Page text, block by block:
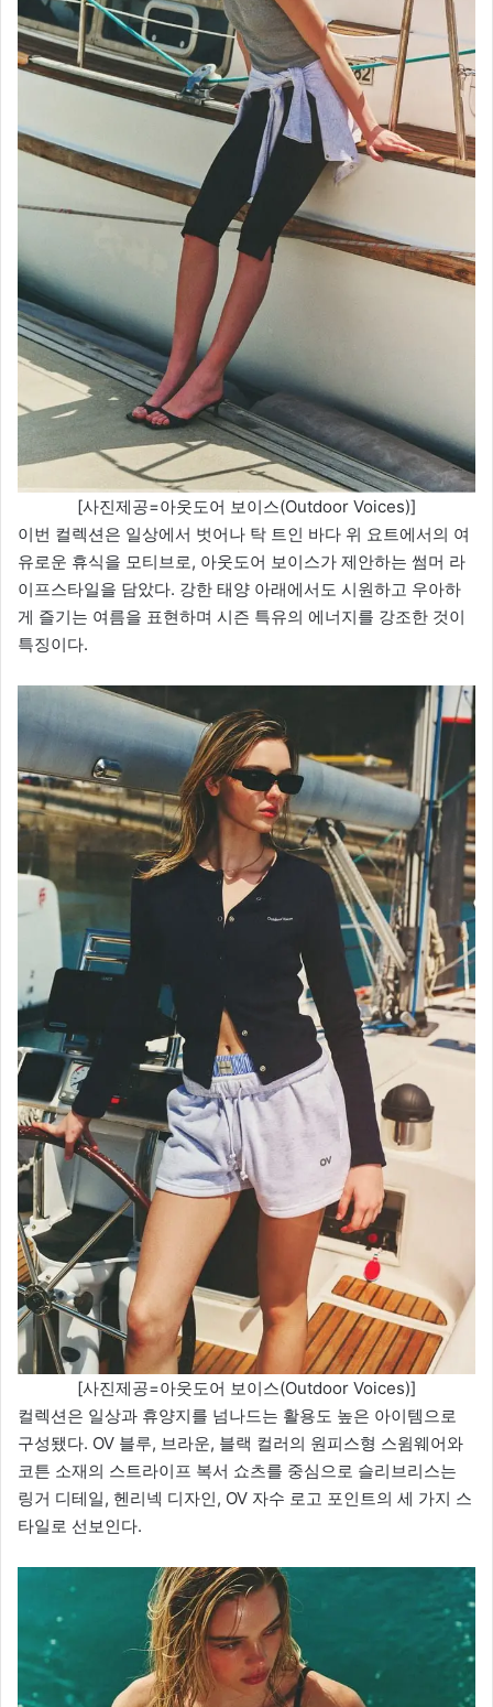
[사진제공=아웃도어 보이스(Outdoor Voices)]
이번 컬렉션은 일상에서 벗어나 탁 트인 바다 위 요트에서의 여
유로운 휴식을 모티브로, 아웃도어 보이스가 제안하는 썸머 라
이프스타일을 담았다. 강한 태양 아래에서도 시원하고 우아하
게 즐기는 여름을 표현하며 시즌 특유의 에너지를 강조한 것이
특징이다.
[사진제공=아웃도어 보이스(Outdoor Voices)]
컬렉션은 일상과 휴양지를 넘나드는 활용도 높은 아이템으로
구성됐다. OV 블루, 브라운, 블랙 컬러의 원피스형 스윔웨어와
코튼 소재의 스트라이프 복서 쇼츠를 중심으로 슬리브리스는
링거 디테일, 헨리넥 디자인, OV 자수 로고 포인트의 세 가지 스
타일로 선보인다.